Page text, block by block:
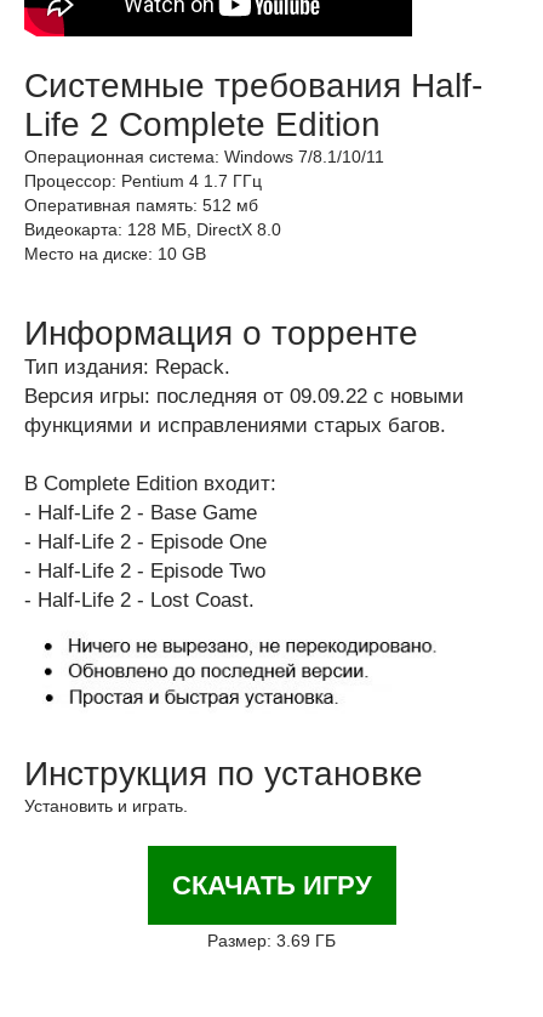
Системные требования Half-
Life 2 Complete Edition
Операционная система: Windows 7/8.1/10/11
Процессор: Pentium 4 1.7 ГГц
Оперативная память: 512 мб
Видеокарта: 128 МБ, DirectX 8.0
Место на диске: 10 GB
Информация о торренте
Тип издания: Repack.
Версия игры: последняя от 09.09.22 с новыми
функциями и исправлениями старых багов.
В Complete Edition входит:
- Half-Life 2 - Base Game
- Half-Life 2 - Episode One
- Half-Life 2 - Episode Two
- Half-Life 2 - Lost Coast.
Инструкция по установке
Установить и играть.
СКАЧАТЬ ИГРУ
Размер: 3.69 ГБ